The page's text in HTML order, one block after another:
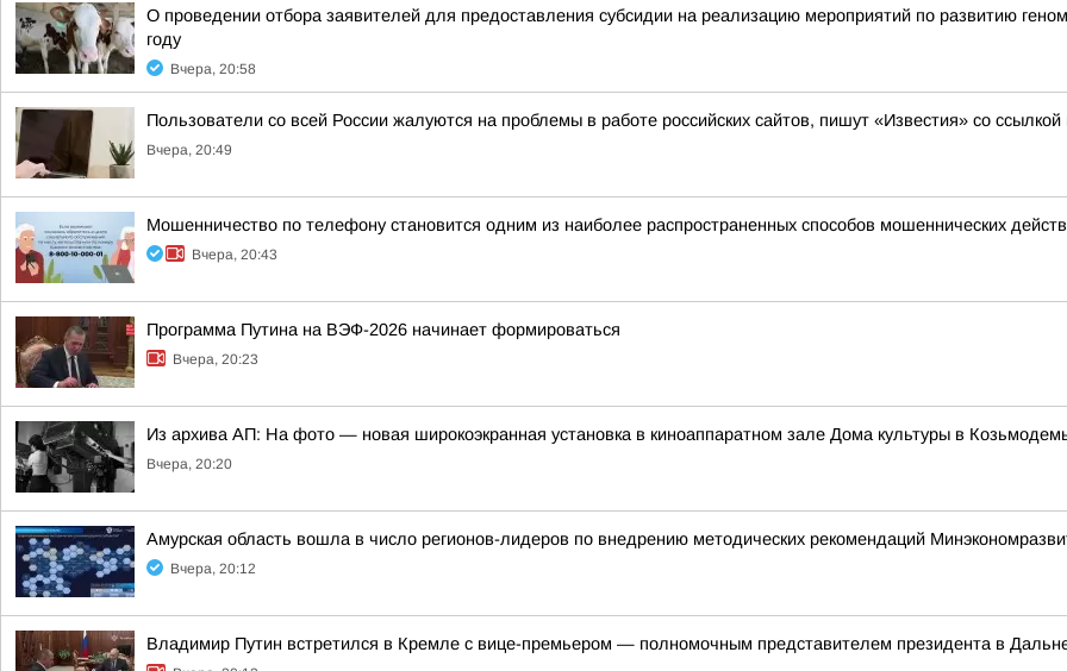
О проведении отбора заявителей для предоставления субсидии на реализацию мероприятий по развитию
году
Вчера, 20:58
Пользователи со всей России жалуются на проблемы в работе российских сайтов, пишут «Известия» со
Вчера, 20:49
Мошенничество по телефону становится одним из наиболее распространенных способов мошеннических
Вчера, 20:43
Программа Путина на ВЭФ-2026 начинает формироваться
Вчера, 20:23
Из архива АП: На фото — новая широкоэкранная установка в киноаппаратном зале Дома культуры в
Вчера, 20:20
Амурская область вошла в число регионов-лидеров по внедрению методических рекомендаций
Вчера, 20:12
Владимир Путин встретился в Кремле с вице-премьером — полномочным представителем президента в